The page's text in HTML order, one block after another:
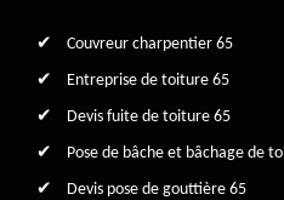
Couvreur charpentier 65
Entreprise de toiture 65
Devis fuite de toiture 65
Pose de bâche et bâchage de
Devis pose de gouttière 65